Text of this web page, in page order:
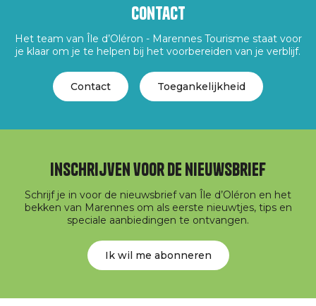
Contact
Het team van Île d’Oléron - Marennes Tourisme staat voor
je klaar om je te helpen bij het voorbereiden van je verblijf.
Contact Toegankelijkheid
Inschrijven voor de nieuwsbrief
Schrijf je in voor de nieuwsbrief van Île d’Oléron en het
bekken van Marennes om als eerste nieuwtjes, tips en
speciale aanbiedingen te ontvangen.
Ik wil me abonneren